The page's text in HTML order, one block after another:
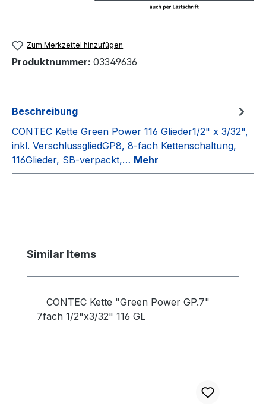
Zum Merkzettel hinzufügen
Produktnummer: 03349636
Beschreibung
CONTEC Kette Green Power 116 Glieder1/2" x 3/32",
inkl. VerschlussgliedGP8, 8-fach Kettenschaltung,
116Glieder, SB-verpackt,… Mehr
Produktgalerie überspringen
Similar Items